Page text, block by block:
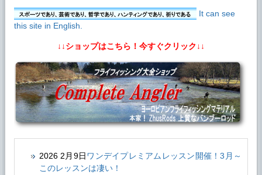
It can see
this site in English.
↓↓ショップはこちら！今すぐクリック↓↓
2026 2月9日ワンデイプレミアムレッスン開催！3月～
このレッスンは凄い！